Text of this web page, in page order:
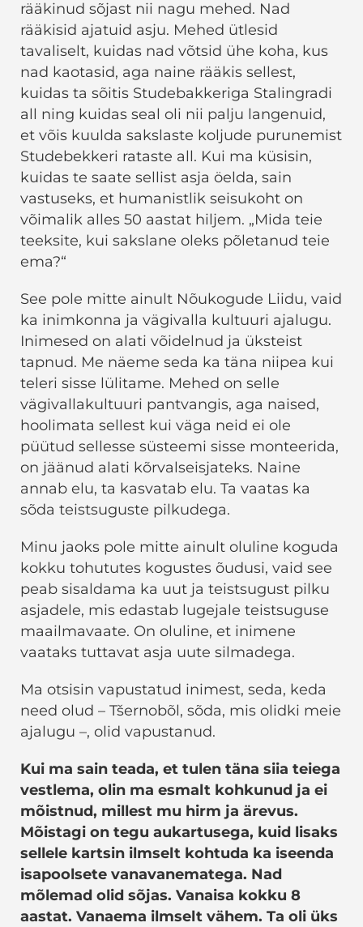
rääkinud sõjast nii nagu mehed. Nad
rääkisid ajatuid asju. Mehed ütlesid
tavaliselt, kuidas nad võtsid ühe koha, kus
nad kaotasid, aga naine rääkis sellest,
kuidas ta sõitis Studebakkeriga Stalingradi
all ning kuidas seal oli nii palju langenuid,
et võis kuulda sakslaste koljude purunemist
Studebekkeri rataste all. Kui ma küsisin,
kuidas te saate sellist asja öelda, sain
vastuseks, et humanistlik seisukoht on
võimalik alles 50 aastat hiljem. „Mida teie
teeksite, kui sakslane oleks põletanud teie
ema?“
See pole mitte ainult Nõukogude Liidu, vaid
ka inimkonna ja vägivalla kultuuri ajalugu.
Inimesed on alati võidelnud ja üksteist
tapnud. Me näeme seda ka täna niipea kui
teleri sisse lülitame. Mehed on selle
vägivallakultuuri pantvangis, aga naised,
hoolimata sellest kui väga neid ei ole
püütud sellesse süsteemi sisse monteerida,
on jäänud alati kõrvalseisjateks. Naine
annab elu, ta kasvatab elu. Ta vaatas ka
sõda teistsuguste pilkudega.
Minu jaoks pole mitte ainult oluline koguda
kokku tohututes kogustes õudusi, vaid see
peab sisaldama ka uut ja teistsugust pilku
asjadele, mis edastab lugejale teistsuguse
maailmavaate. On oluline, et inimene
vaataks tuttavat asja uute silmadega.
Ma otsisin vapustatud inimest, seda, keda
need olud – Tšernobõl, sõda, mis olidki meie
ajalugu –, olid vapustanud.
Kui ma sain teada, et tulen täna siia teiega
vestlema, olin ma esmalt kohkunud ja ei
mõistnud, millest mu hirm ja ärevus.
Mõistagi on tegu aukartusega, kuid lisaks
sellele kartsin ilmselt kohtuda ka iseenda
isapoolsete vanavanematega. Nad
mõlemad olid sõjas. Vanaisa kokku 8
aastat. Vanaema ilmselt vähem. Ta oli üks